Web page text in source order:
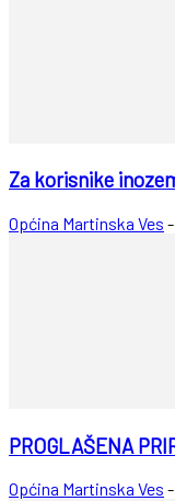
Za korisnike
Općina Martinska Ves -
PROGLAŠENA
Općina Martinska Ves -